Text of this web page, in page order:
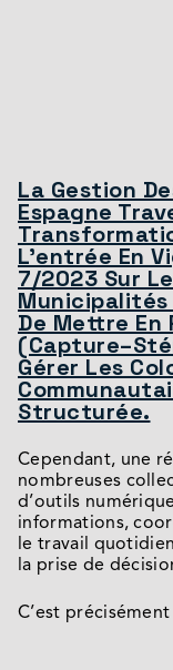
La Gestion
Espagne
L’entrée En
7/2023 Sur
Municipalités
De Mettre En
Gérer Les
Structurée.
Cependant, une
nombreuses
d’outils
informations,
le travail
la prise de
C’est